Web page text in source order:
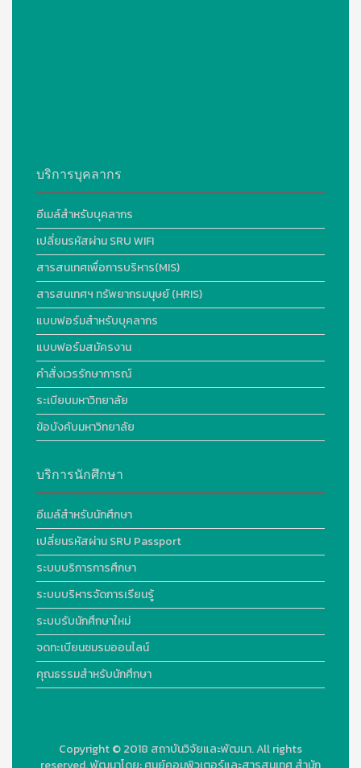
บริการบุคลากร
อีเมล์สำหรับบุคลากร
เปลี่ยนรหัสผ่าน SRU WIFI
สารสนเทศเพื่อการบริหาร(MIS)
สารสนเทศฯ ทรัพยากรมนุษย์ (HRIS)
แบบฟอร์มสำหรับบุคลากร
แบบฟอร์มสมัครงาน
คำสั่งเวรรักษาการณ์
ระเบียบมหาวิทยาลัย
ข้อบังคับมหาวิทยาลัย
บริการนักศึกษา
อีเมล์สำหรับนักศึกษา
เปลี่ยนรหัสผ่าน SRU Passport
ระบบบริการการศึกษา
ระบบบริหารจัดการเรียนรู้
ระบบรับนักศึกษาใหม่
จดทะเบียนชมรมออนไลน์
คุณธรรมสำหรับนักศึกษา
Copyright © 2018 สถาบันวิจัยและพัฒนา. All rights